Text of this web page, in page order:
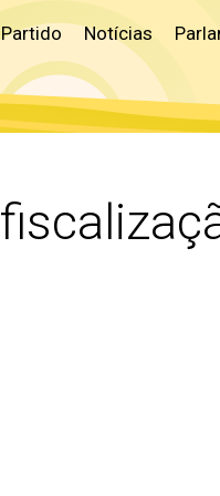
Partido Notícias